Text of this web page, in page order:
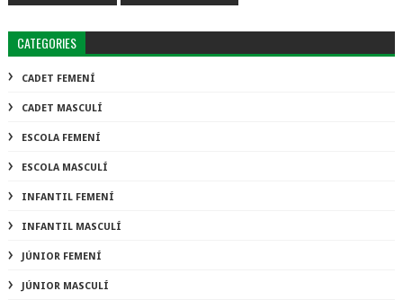
CATEGORIES
CADET FEMENÍ
CADET MASCULÍ
ESCOLA FEMENÍ
ESCOLA MASCULÍ
INFANTIL FEMENÍ
INFANTIL MASCULÍ
JÚNIOR FEMENÍ
JÚNIOR MASCULÍ